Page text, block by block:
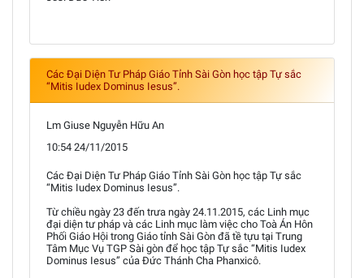
Các Đại Diện Tư Pháp Giáo Tỉnh Sài Gòn học tập Tự sắc
“Mitis Iudex Dominus Iesus”.
Lm Giuse Nguyễn Hữu An
10:54 24/11/2015
Các Đại Diện Tư Pháp Giáo Tỉnh Sài Gòn học tập Tự sắc
“Mitis Iudex Dominus Iesus”.
Từ chiều ngày 23 đến trưa ngày 24.11.2015, các Linh mục
đại diện tư pháp và các Linh mục làm việc cho Toà Án Hôn
Phối Giáo Hội trong Giáo tỉnh Sài Gòn đã tề tựu tại Trung
Tâm Mục Vụ TGP Sài gòn để học tập Tự sắc “Mitis Iudex
Dominus Iesus” của Đức Thánh Cha Phanxicô.